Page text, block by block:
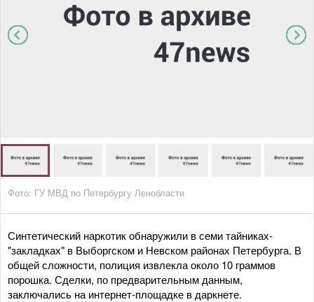
Фото: ГУ МВД по Петербургу Ленобласти
Синтетический наркотик обнаружили в семи тайниках-
"закладках" в Выборгском и Невском районах Петербурга. В
общей сложности, полиция извлекла около 10 граммов
порошка. Сделки, по предварительным данным,
заключались на интернет-площадке в даркнете.